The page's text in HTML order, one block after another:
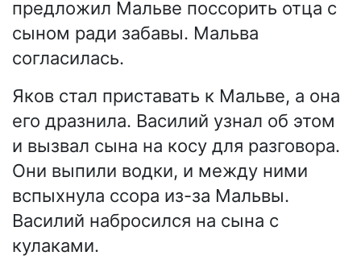
предложил Мальве поссорить отца с
сыном ради забавы. Мальва
согласилась.
Яков стал приставать к Мальве, а она
его дразнила. Василий узнал об этом
и вызвал сына на косу для разговора.
Они выпили водки, и между ними
вспыхнула ссора из-за Мальвы.
Василий набросился на сына с
кулаками.